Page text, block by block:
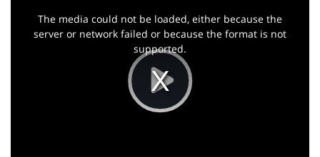
Play
The media could not be loaded, either because the
server or network failed or because the format is not
supported.